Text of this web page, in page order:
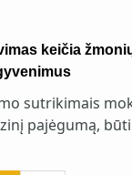
keičia
sutrikimais
pajėgumą,